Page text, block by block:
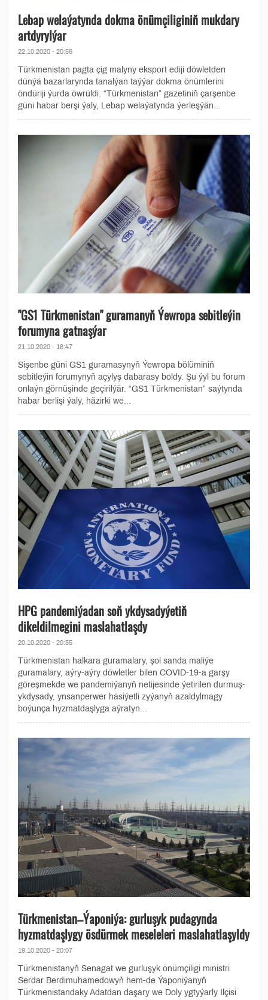
Lebap welaýatynda dokma önümçiliginiň mukdary
artdyrylýar
22.10.2020 - 20:56
Türkmenistan pagta çig malyny eksport ediji döwletden
dünýä bazarlarynda tanalýan taýýar dokma önümlerini
öndüriji ýurda öwrüldi. “Türkmenistan” gazetiniň çarşenbe
güni habar berşi ýaly, Lebap welaýatynda ýerleşýän...
"GS1 Türkmenistan" guramanyň Ýewropa sebitleýin
forumyna gatnaşýar
21.10.2020 - 18:47
Sişenbe güni GS1 guramasynyň Ýewropa bölüminiň
sebitleýin forumynyň açylyş dabarasy boldy. Şu ýyl bu forum
onlaýn görnüşinde geçirilýär. “GS1 Türkmenistan” saýtynda
habar berlişi ýaly, häzirki we...
HPG pandemiýadan soň ykdysadyýetiň
dikeldilmegini maslahatlaşdy
20.10.2020 - 20:55
Türkmenistan halkara guramalary, şol sanda maliýe
guramalary, aýry-aýry döwletler bilen COVID-19-a garşy
göreşmekde we pandemiýanyň netijesinde ýetirilen durmuş-
ykdysady, ynsanperwer häsiýetli zyýanyň azaldylmagy
boýunça hyzmatdaşlyga aýratyn...
Türkmenistan–Ýaponiýa: gurluşyk pudagynda
hyzmatdaşlygy ösdürmek meseleleri maslahatlaşyldy
19.10.2020 - 20:07
Türkmenistanyň Senagat we gurluşyk önümçiligi ministri
Serdar Berdimuhamedowyň hem-de Ýaponiýanyň
Türkmenistandaky Adatdan daşary we Doly ygtyýarly Ilçisi